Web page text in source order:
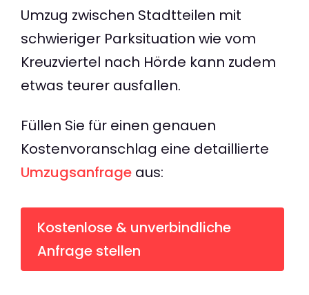
Umzug zwischen Stadtteilen mit
schwieriger Parksituation wie vom
Kreuzviertel nach Hörde kann zudem
etwas teurer ausfallen.
Füllen Sie für einen genauen
Kostenvoranschlag eine detaillierte
Umzugsanfrage aus:
Kostenlose & unverbindliche
Anfrage stellen